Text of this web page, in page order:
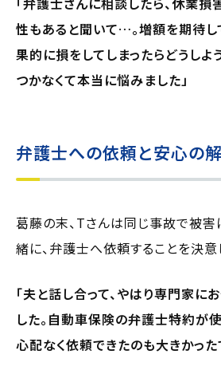
性もあると聞いて…。増額を期待し
果的に損をしてしまったらどうしよ
つかなくて本当に悩みました」
弁護士への依頼と安心の
葛藤の末、Tさんは同じ事故で被害
緒に、弁護士へ依頼することを決意
「夫と話し合って、やはり専門家に
した。自動車保険の弁護士特約が
心配なく依頼できたのも大きかった